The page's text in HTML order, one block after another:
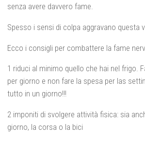
senza avere davvero fame.
Spesso i sensi di colpa aggravano questa
Ecco i consigli per combattere la fame
1 riduci al minimo quello che hai nel frigo.
per giorno e non fare la spesa per las
tutto in un giorno!!!
2 imponiti di svolgere attività fisica: sia
giorno, la corsa o la bici